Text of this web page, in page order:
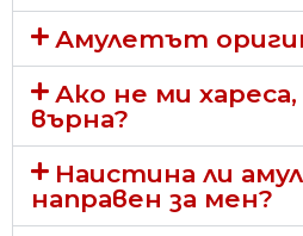
Амулетът
Ако не ми
върна?
Наистина ли
направен за мен?